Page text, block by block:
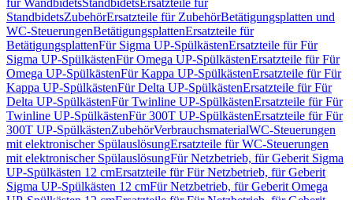
für WandbidetsStandbidetsErsatzteile für
StandbidetsZubehörErsatzteile für ZubehörBetätigungsplatten und
WC-SteuerungenBetätigungsplattenErsatzteile für
BetätigungsplattenFür Sigma UP-SpülkästenErsatzteile für Für
Sigma UP-SpülkästenFür Omega UP-SpülkästenErsatzteile für Für
Omega UP-SpülkästenFür Kappa UP-SpülkästenErsatzteile für Für
Kappa UP-SpülkästenFür Delta UP-SpülkästenErsatzteile für Für
Delta UP-SpülkästenFür Twinline UP-SpülkästenErsatzteile für Für
Twinline UP-SpülkästenFür 300T UP-SpülkästenErsatzteile für Für
300T UP-SpülkästenZubehörVerbrauchsmaterialWC-Steuerungen
mit elektronischer SpülauslösungErsatzteile für WC-Steuerungen
mit elektronischer SpülauslösungFür Netzbetrieb, für Geberit Sigma
UP-Spülkästen 12 cmErsatzteile für Für Netzbetrieb, für Geberit
Sigma UP-Spülkästen 12 cmFür Netzbetrieb, für Geberit Omega